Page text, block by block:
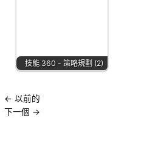
技能 360 - 策略規劃 (2)
← 以前的
下一個 →